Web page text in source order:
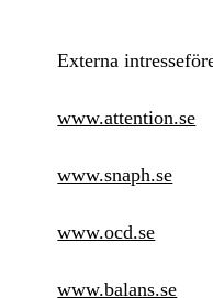
Externa
www.attention.se
www.snaph.se
www.ocd.se
www.balans.se